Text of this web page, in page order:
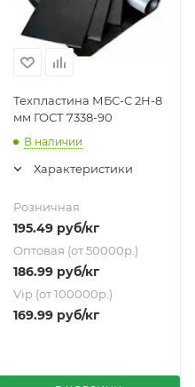
Техпластина МБС-С 2Н-8
мм ГОСТ 7338-90
В наличии
Характеристики
Розничная
195.49руб/кг
Оптовая (от 50000р.)
186.99руб/кг
Vip (от 100000р.)
169.99руб/кг